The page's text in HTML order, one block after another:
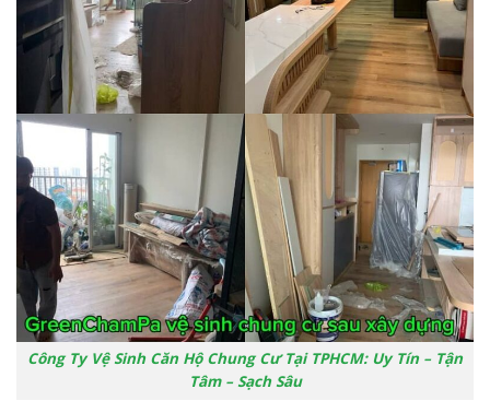
Công Ty Vệ Sinh Căn Hộ Chung Cư Tại TPHCM: Uy Tín – Tận
Tâm – Sạch Sâu